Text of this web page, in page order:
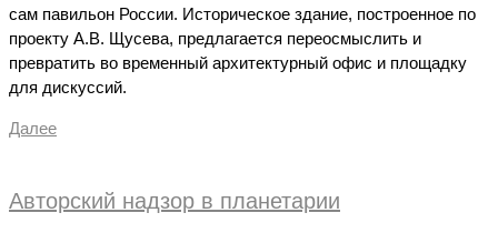
сам павильон России. Историческое здание, построенное по
проекту А.В. Щусева, предлагается переосмыслить и
превратить во временный архитектурный офис и площадку
для дискуссий.
Далее
Авторский надзор в планетарии